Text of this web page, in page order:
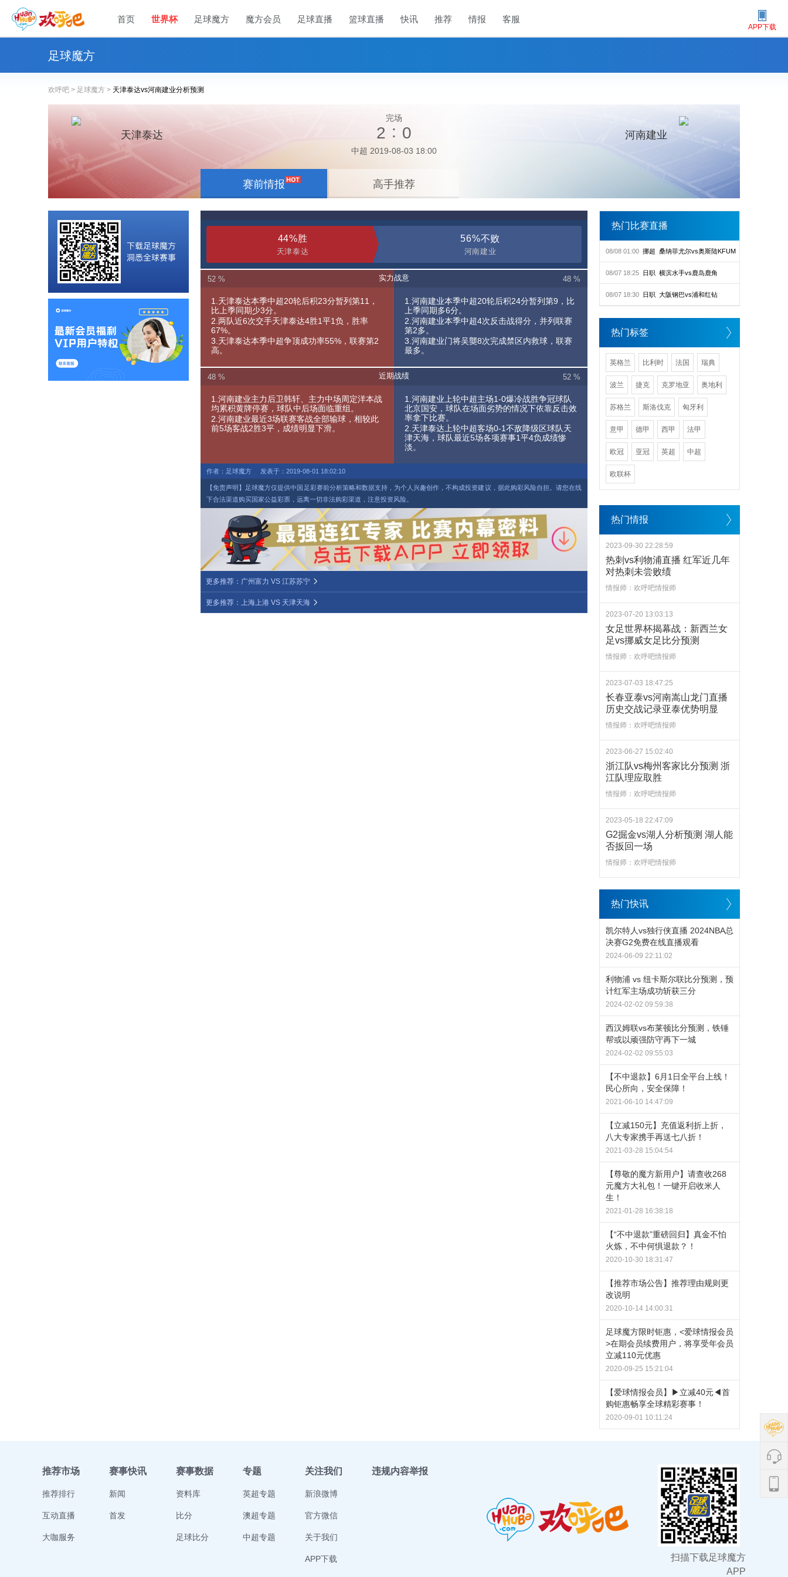
首页 世界杯 足球魔方 魔方会员 足球直播 篮球直播 快讯 推荐 情报 客服
APP下载
足球魔方
欢呼吧 > 足球魔方 > 天津泰达vs河南建业分析预测
天津泰达
完场
2 : 0
中超 2019-08-03 18:00
河南建业
赛前情报 高手推荐
44%胜
天津泰达
56%不败
河南建业
实力战意
52 %
1.天津泰达本季中超20轮后积23分暂列第11，
比上季同期少3分。
2.两队近6次交手天津泰达4胜1平1负，胜率
67%。
3.天津泰达本季中超争顶成功率55%，联赛第2
高。
48 %
1.河南建业本季中超20轮后积24分暂列第9，比
上季同期多6分。
2.河南建业本季中超4次反击战得分，并列联赛
第2多。
3.河南建业门将吴龑8次完成禁区内救球，联赛
最多。
近期战绩
48 %
1.河南建业主力后卫韩轩、主力中场周定洋本战
均累积黄牌停赛，球队中后场面临重组。
2.河南建业最近3场联赛客战全部输球，相较此
前5场客战2胜3平，成绩明显下滑。
52 %
1.河南建业上轮中超主场1-0爆冷战胜争冠球队
北京国安，球队在场面劣势的情况下依靠反击效
率拿下比赛。
2.天津泰达上轮中超客场0-1不敌降级区球队天
津天海，球队最近5场各项赛事1平4负成绩惨
淡。
作者：足球魔方 发表于：2019-08-01 18:02:10
【免责声明】足球魔方仅提供中国足彩赛前分析策略和数据支持，为个人兴趣创作，不构成投资建议，据此购彩风险自担。请您在线
下合法渠道购买国家公益彩票，远离一切非法购彩渠道，注意投资风险。
更多推荐：广州富力 VS 江苏苏宁
更多推荐：上海上港 VS 天津天海
热门比赛直播
08/08 01:00 挪超 桑纳菲尤尔vs奥斯陆KFUM
08/07 18:25 日职 横滨水手vs鹿岛鹿角
08/07 18:30 日职 大阪钢巴vs浦和红钻
热门标签
英格兰 比利时 法国 瑞典
波兰 捷克 克罗地亚 奥地利
苏格兰 斯洛伐克 匈牙利
意甲 德甲 西甲 法甲
欧冠 亚冠 英超 中超
欧联杯
热门情报
2023-09-30 22:28:59
热刺vs利物浦直播 红军近几年
对热刺未尝败绩
情报师：欢呼吧情报师
2023-07-20 13:03:13
女足世界杯揭幕战：新西兰女
足vs挪威女足比分预测
情报师：欢呼吧情报师
2023-07-03 18:47:25
长春亚泰vs河南嵩山龙门直播
历史交战记录亚泰优势明显
情报师：欢呼吧情报师
2023-06-27 15:02:40
浙江队vs梅州客家比分预测 浙
江队理应取胜
情报师：欢呼吧情报师
2023-05-18 22:47:09
G2掘金vs湖人分析预测 湖人能
否扳回一场
情报师：欢呼吧情报师
热门快讯
凯尔特人vs独行侠直播 2024NBA总
决赛G2免费在线直播观看
2024-06-09 22:11:02
利物浦 vs 纽卡斯尔联比分预测，预
计红军主场成功斩获三分
2024-02-02 09:59:38
西汉姆联vs布莱顿比分预测，铁锤
帮或以顽强防守再下一城
2024-02-02 09:55:03
【不中退款】6月1日全平台上线！
民心所向，安全保障！
2021-06-10 14:47:09
【立减150元】充值返利折上折，
八大专家携手再送七八折！
2021-03-28 15:04:54
【尊敬的魔方新用户】请查收268
元魔方大礼包！一键开启收米人
生！
2021-01-28 16:38:18
【“不中退款”重磅回归】真金不怕
火炼，不中何惧退款？！
2020-10-30 18:31:47
【推荐市场公告】推荐理由规则更
改说明
2020-10-14 14:00:31
足球魔方限时钜惠，<爱球情报会员
>在期会员续费用户，将享受年会员
立减110元优惠
2020-09-25 15:21:04
【爱球情报会员】▶立减40元◀首
购钜惠畅享全球精彩赛事！
2020-09-01 10:11:24
推荐市场
推荐排行
互动直播
大咖服务
赛事快讯
新闻
首发
赛事数据
资料库
比分
足球比分
专题
英超专题
澳超专题
中超专题
关注我们
新浪微博
官方微信
关于我们
APP下载
违规内容举报
扫描下载足球魔方
APP